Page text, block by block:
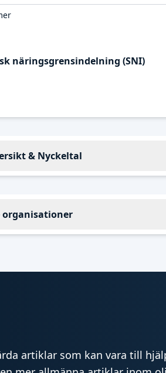
näringsgrensindelning (SNI)
& Nyckeltal
organisationer
artiklar som kan vara till